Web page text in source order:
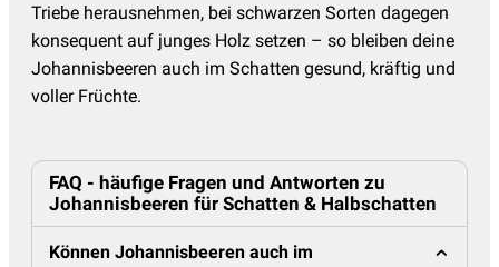
Triebe herausnehmen, bei schwarzen Sorten dagegen
konsequent auf junges Holz setzen – so bleiben deine
Johannisbeeren auch im Schatten gesund, kräftig und
voller Früchte.
FAQ - häufige Fragen und Antworten zu
Johannisbeeren für Schatten & Halbschatten
Können Johannisbeeren auch im